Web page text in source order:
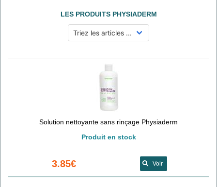
LES PRODUITS PHYSIADERM
Solution nettoyante sans rinçage Physiaderm
Produit en stock
3.85€ Voir